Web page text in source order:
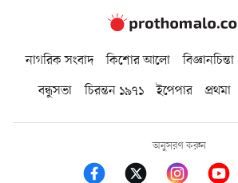
নাগরিক সংবাদ কিশোর আলো বিজ্ঞানচিন্তা
বন্ধুসভা
চিরন্তন ১৯৭১ ইপেপার প্রথমা
অনুসরণ করুন